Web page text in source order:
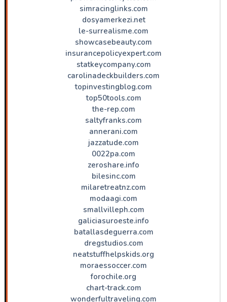
simracinglinks.com
dosyamerkezi.net
le-surrealisme.com
showcasebeauty.com
insurancepolicyexpert.com
statkeycompany.com
carolinadeckbuilders.com
topinvestingblog.com
top50tools.com
the-rep.com
saltyfranks.com
annerani.com
jazzatude.com
0022pa.com
zeroshare.info
bilesinc.com
milaretreatnz.com
modaagi.com
smallvilleph.com
galiciasuroeste.info
batallasdeguerra.com
dregstudios.com
neatstuffhelpskids.org
moraessoccer.com
forochile.org
chart-track.com
wonderfultraveling.com